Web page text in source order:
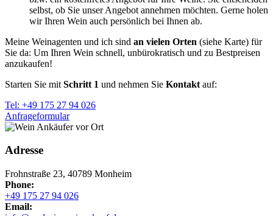
selbst, ob Sie unser Angebot annehmen möchten. Gerne holen
wir Ihren Wein auch persönlich bei Ihnen ab.
Meine Weinagenten und ich sind an vielen Orten (siehe Karte) für
Sie da: Um Ihren Wein schnell, unbürokratisch und zu Bestpreisen
anzukaufen!
Starten Sie mit Schritt 1 und nehmen Sie Kontakt auf:
Tel: +49 175 27 94 026
Anfrageformular
Adresse
Frohnstraße 23, 40789 Monheim
Phone:
+49 175 27 94 026
Email: